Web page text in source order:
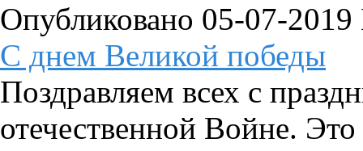
Опубликовано 05-07-2019
C днем Великой победы
Поздравляем всех с
отечественной Войне.